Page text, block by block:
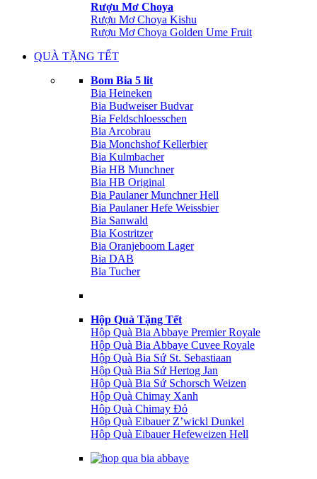
Rượu Mơ Choya
Rượu Mơ Choya Kishu
Rượu Mơ Choya Golden Ume Fruit
QUÀ TẶNG TẾT
Bom Bia 5 lit
Bia Heineken
Bia Budweiser Budvar
Bia Feldschloesschen
Bia Arcobrau
Bia Monchshof Kellerbier
Bia Kulmbacher
Bia HB Munchner
Bia HB Original
Bia Paulaner Munchner Hell
Bia Paulaner Hefe Weissbier
Bia Sanwald
Bia Kostritzer
Bia Oranjeboom Lager
Bia DAB
Bia Tucher
Hộp Quà Tặng Tết
Hộp Quà Bia Abbaye Premier Royale
Hộp Quà Bia Abbaye Cuvee Royale
Hộp Quà Bia Sứ St. Sebastiaan
Hộp Quà Bia Sứ Hertog Jan
Hộp Quà Bia Sứ Schorsch Weizen
Hộp Quà Chimay Xanh
Hôp Quà Chimay Đỏ
Hôp Quà Eibauer Z’wickl Dunkel
Hôp Quà Eibauer Hefeweizen Hell